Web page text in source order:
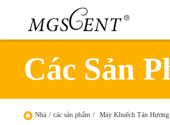
Các Sản
Nhà / các sản phẩm / Máy Khuếch Tán